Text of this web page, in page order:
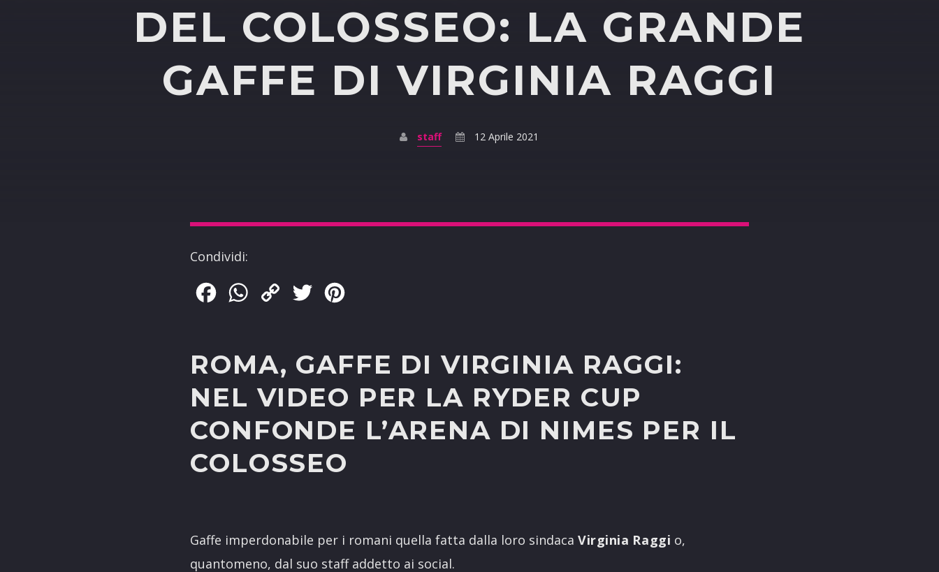
DEL COLOSSEO: LA GRANDE
GAFFE DI VIRGINIA RAGGI
staff 12 Aprile 2021
Condividi:
FacebookWhatsApp
Copy
Twitter
ROMA, GAFFE DI VIRGINIA RAGGI:
NEL VIDEO PER LA RYDER CUP
CONFONDE L’ARENA DI NIMES PER IL
COLOSSEO
Gaffe imperdonabile per i romani quella fatta dalla loro sindacaVirginia Raggi o,
quantomeno, dal suo staff addetto ai social.